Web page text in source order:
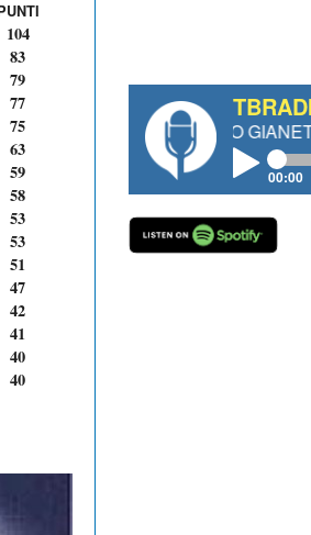
104
83
79
77
75
63
59
58
53
53
51
47
42
41
40
40
MAURO GIANETTI,
00:00